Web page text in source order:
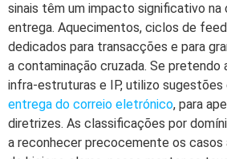
sinais têm um impacto significativo na
entrega. Aquecimentos, ciclos de
dedicados para transacções e para
a contaminação cruzada. Se pretendo
infra-estruturas e IP, utilizo sugestões
entrega do correio eletrónico, para
diretrizes. As classificações por
a reconhecer precocemente os casos